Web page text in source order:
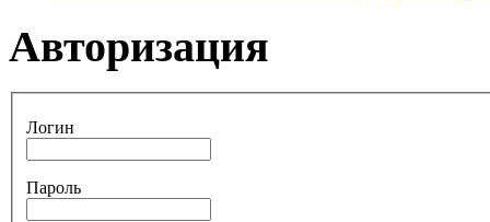
Авторизация
Логин
Пароль